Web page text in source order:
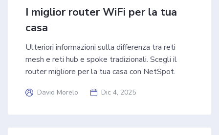
I miglior router WiFi per la tua
casa
Ulteriori informazioni sulla differenza tra reti
mesh e reti hub e spoke tradizionali. Scegli il
router migliore per la tua casa con NetSpot.
David Morelo Dic 4, 2025